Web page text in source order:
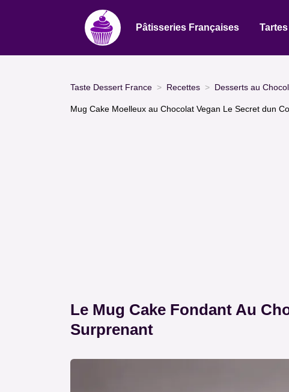
Pâtisseries Françaises
Taste Dessert France Recettes Desserts au
Mug Cake Moelleux au Chocolat Vegan Le Secret dun
Le Mug Cake Fondant Au
Surprenant